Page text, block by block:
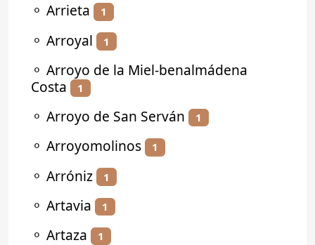
⚬ Arrieta 1
⚬ Arroyal 1
⚬ Arroyo de la Miel-benalmádena
Costa
1
⚬ Arroyo de San Serván 1
⚬ Arroyomolinos 1
⚬ Arróniz 1
⚬ Artavia 1
⚬ Artaza 1